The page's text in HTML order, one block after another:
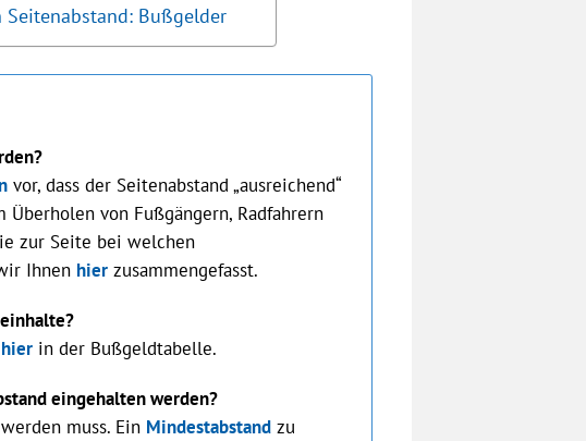
Bußgelder
vor, dass der Seitenabstand „ausreichend“
von Fußgängern, Radfahrern
zur Seite bei welchen
Ihnen hierzusammengefasst.
hierin der Bußgeldtabelle.
eingehalten werden?
muss. Ein Mindestabstandzu